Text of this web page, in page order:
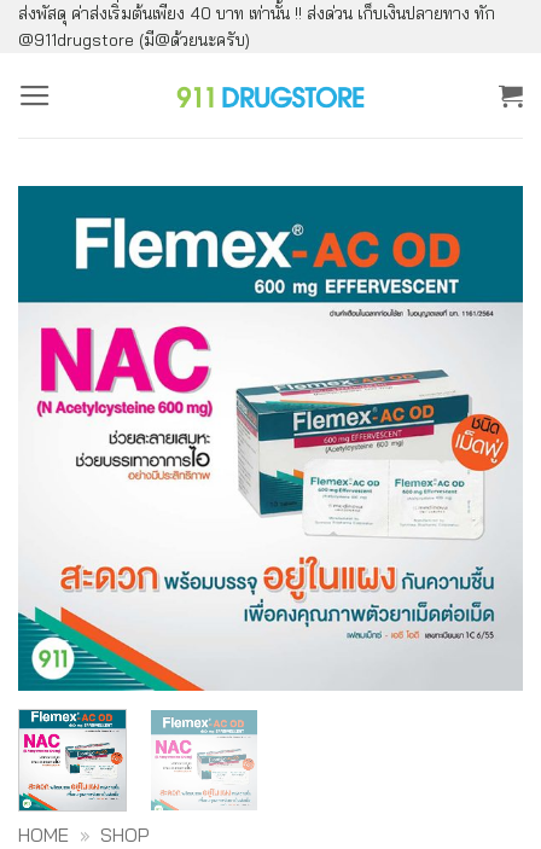
ข้าม
ไป
ยัง
ส่งพัสดุ ค่าส่งเริ่มต้นเพียง 40 บาท เท่านั้น !! ส่งด่วน เก็บเงินปลายทาง ทัก
@911drugstore (มี@ด้วยนะครับ)
HOME » SHOP